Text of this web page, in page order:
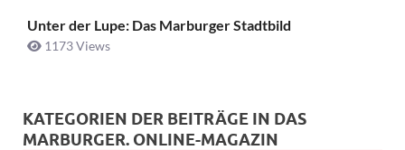
Unter der Lupe: Das Marburger Stadtbild
1173 Views
KATEGORIEN DER BEITRÄGE IN DAS
MARBURGER. ONLINE-MAGAZIN